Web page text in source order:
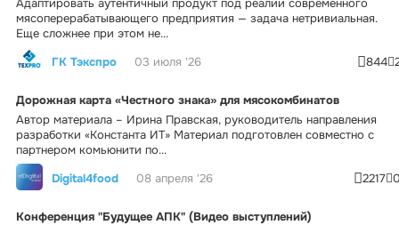
Адаптировать аутентичный продукт под реалии современного
мясоперерабатывающего предприятия — задача нетривиальная.
Еще сложнее при этом не...
ГК Тэкспро
03 июля '26 844
Дорожная карта «Честного знака» для мясокомбинатов
Автор материала – Ирина Правская, руководитель направления
разработки «Константа ИТ» Материал подготовлен совместно с
партнером комьюнити по...
Digital4food
08 апреля '26 2217
Конференция "Будущее АПК" (Видео выступлений)